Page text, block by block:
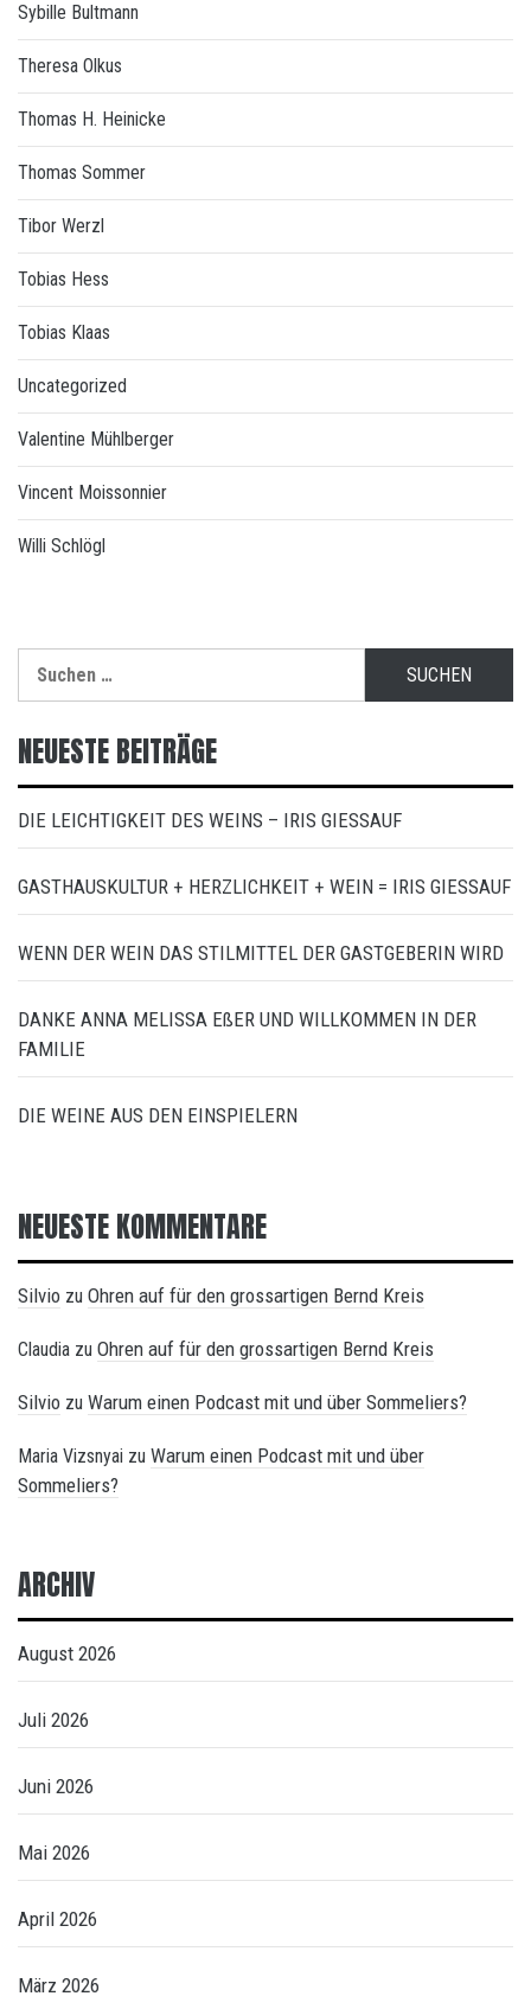
Sybille Bultmann
Theresa Olkus
Thomas H. Heinicke
Thomas Sommer
Tibor Werzl
Tobias Hess
Tobias Klaas
Uncategorized
Valentine Mühlberger
Vincent Moissonnier
Willi Schlögl
nach:
NEUESTE BEITRÄGE
DIE LEICHTIGKEIT DES WEINS – IRIS GIESSAUF
GASTHAUSKULTUR + HERZLICHKEIT + WEIN = IRIS GIESSAUF
WENN DER WEIN DAS STILMITTEL DER GASTGEBERIN WIRD
DANKE ANNA MELISSA EßER UND WILLKOMMEN IN DER
FAMILIE
DIE WEINE AUS DEN EINSPIELERN
NEUESTE KOMMENTARE
Silvio zu Ohren auf für den grossartigen Bernd Kreis
Claudia zu Ohren auf für den grossartigen Bernd Kreis
Silvio zu Warum einen Podcast mit und über Sommeliers?
Maria Vizsnyai zu Warum einen Podcast mit und über
Sommeliers?
ARCHIV
August 2026
Juli 2026
Juni 2026
Mai 2026
April 2026
März 2026